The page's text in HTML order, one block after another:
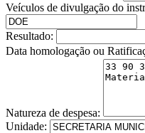
Veículos de divulgação do
Resultado:
Data homologação ou
Natureza de despesa:
Unidade: